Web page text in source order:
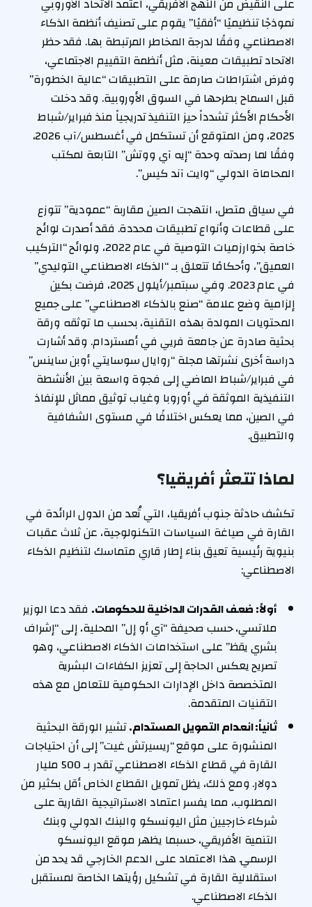
على النقيض من النهج الأفريقي، اعتمد الاتحاد الأوروبي
نموذجًا تنظيميًا “أفقيًا” يقوم على تصنيف أنظمة الذكاء
الاصطناعي وفقًا لدرجة المخاطر المرتبطة بها. فقد حظر
الاتحاد تطبيقات معينة، مثل أنظمة التقييم الاجتماعي،
وفرض اشتراطات صارمة على التطبيقات “عالية الخطورة”
قبل السماح بطرحها في السوق الأوروبية. وقد دخلت
الأحكام الأكثر تشدداً حيز التنفيذ تدريجياً منذ فبراير/شباط
2025، ومن المتوقع أن تستكمل في أغسطس/آب 2026،
وفقًا لما رصدته وحدة “إيه آي ووتش” التابعة لمكتب
المحاماة الدولي “وايت آند كيس”.
في سياق متصل، انتهجت الصين مقاربة “عمودية” تتوزع
على قطاعات وأنواع تطبيقات محددة. فقد أصدرت لوائح
خاصة بخوارزميات التوصية في عام 2022، ولوائح “التركيب
العميق”، وأحكامًا تتعلق بـ “الذكاء الاصطناعي التوليدي”
في عام 2023. وفي سبتمبر/أيلول 2025، فرضت بكين
إلزامية وضع علامة “صنع بالذكاء الاصطناعي” على جميع
المحتويات المولدة بهذه التقنية، بحسب ما توثقه ورقة
بحثية صادرة عن جامعة فريي في أمستردام. وقد أشارت
دراسة أخرى نشرتها مجلة “روايال سوسايتي أوبن ساينس”
في فبراير/شباط الماضي إلى فجوة واسعة بين الأنشطة
التنفيذية الموثقة في أوروبا وغياب توثيق مماثل للإنفاذ
في الصين، مما يعكس اختلافًا في مستوى الشفافية
والتطبيق.
لماذا تتعثر أفريقيا؟
تكشف حادثة جنوب أفريقيا، التي تُعد من الدول الرائدة في
القارة في صياغة السياسات التكنولوجية، عن ثلاث عقبات
بنيوية رئيسية تعيق بناء إطار قاري متماسك لتنظيم الذكاء
الاصطناعي:
أولاً: ضعف القدرات الداخلية للحكومات. فقد دعا الوزير
ملاتسي، حسب صحيفة “آي أو إل” المحلية، إلى “إشراف
بشري يقظ” على استخدامات الذكاء الاصطناعي، وهو
تصريح يعكس الحاجة إلى تعزيز الكفاءات البشرية
المتخصصة داخل الإدارات الحكومية للتعامل مع هذه
التقنيات المتقدمة.
ثانياً: انعدام التمويل المستدام.تشير الورقة البحثية
المنشورة على موقع “ريسيرتش غيت” إلى أن احتياجات
القارة في قطاع الذكاء الاصطناعي تقدر بـ 500 مليار
دولار. ومع ذلك، يظل تمويل القطاع الخاص أقل بكثير من
المطلوب، مما يفسر اعتماد الاستراتيجية القارية على
شركاء خارجيين مثل اليونسكو والبنك الدولي وبنك
التنمية الأفريقي، حسبما يظهر موقع اليونسكو
الرسمي. هذا الاعتماد على الدعم الخارجي قد يحد من
استقلالية القارة في تشكيل رؤيتها الخاصة لمستقبل
الذكاء الاصطناعي.